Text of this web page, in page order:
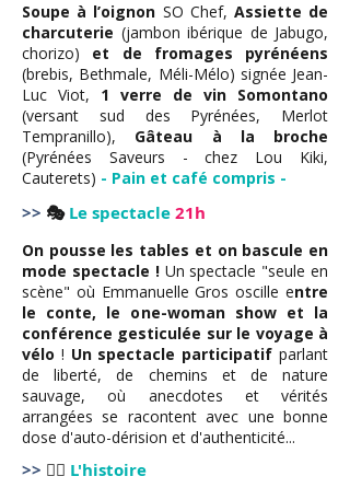
>> 🎭Le spectacle21h
Soupe à l’oignon SO Chef, Assiette de
charcuterie (jambon ibérique de Jabugo,
chorizo) et de fromages pyrénéens
(brebis, Bethmale, Méli-Mélo) signée Jean-
Luc Viot, 1 verre de vin Somontano
(versant sud des Pyrénées, Merlot
Tempranillo), Gâteau à la broche
(Pyrénées Saveurs - chez Lou Kiki,
Cauterets) - Pain et café compris -
On pousse les tables et on bascule en
mode spectacle !Un spectacle "seule en
scène" où Emmanuelle Gros oscille entre
le conte, le one-woman show et la
conférence gesticulée sur le voyage à
vélo ! Un spectacle participatif parlant
de liberté, de chemins et de nature
sauvage, où anecdotes et vérités
arrangées se racontent avec une bonne
dose d'auto-dérision et d'authenticité...
>> 🚴‍♀ L'histoire